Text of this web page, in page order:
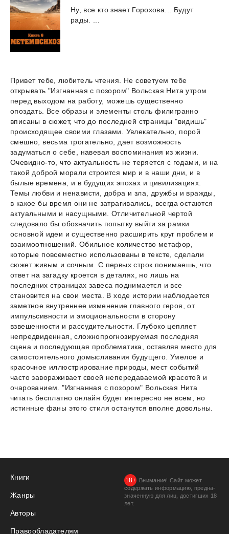
Ну, все кто знает Горохова...
Будут
рады.
Привет тебе, любитель чтения. Не советуем тебе
открывать "Изгнанная с позором" Вольская Нита утром
перед выходом на работу, можешь существенно
опоздать. Все образы и элементы столь филигранно
вписаны в сюжет, что до последней страницы "видишь"
происходящее своими глазами. Увлекательно, порой
смешно, весьма трогательно, дает возможность
задуматься о себе, навевая воспоминания из жизни.
Очевидно-то, что актуальность не теряется с годами, и на
такой доброй морали строится мир и в наши дни, и в
былые времена, и в будущих эпохах и цивилизациях.
Темы любви и ненависти, добра и зла, дружбы и вражды,
в какое бы время они не затрагивались, всегда остаются
актуальными и насущными. Отличительной чертой
следовало бы обозначить попытку выйти за рамки
основной идеи и существенно расширить круг проблем и
взаимоотношений. Обильное количество метафор,
которые повсеместно использованы в тексте, сделали
сюжет живым и сочным. С первых строк понимаешь, что
ответ на загадку кроется в деталях, но лишь на
последних страницах завеса поднимается и все
становится на свои места. В ходе истории наблюдается
заметное внутреннее изменение главного героя, от
импульсивности и эмоциональности в сторону
взвешенности и рассудительности. Глубоко цепляет
непредвиденная, сложнопрогнозируемая последняя
сцена и последующая проблематика, оставляя место для
самостоятельного домысливания будущего. Умелое и
красочное иллюстрирование природы, мест событий
часто завораживает своей непередаваемой красотой и
очарованием. "Изгнанная с позором" Вольская Нита
читать бесплатно онлайн будет интересно не всем, но
истинные фаны этого стиля останутся вполне довольны.
Книги
Жанры
Авторы
Правообладателям
Внимание! Сайт может
содержать информацию, предна­
значенную для лиц, дости­гших 18
лет.